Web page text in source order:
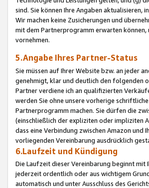
sind. Sie können Ihre Angaben aktualisieren,
Wir machen keine Zusicherungen und
mit dem Partnerprogramm erwarten
vornehmen.
5.Angabe Ihres Partner-Status
Sie müssen auf Ihrer Website bzw. an jeder
genehmigt, klar und deutlich den folgenden
Partner verdiene ich an qualifizierten
werden Sie ohne unsere vorherige
Partnerprogramm machen. Sie dürfen die
(einschließlich der expliziten oder impliziten
dass eine Verbindung zwischen Amazon und
vorliegenden Vereinbarung ausdrücklich
6.Laufzeit und Kündigung
Die Laufzeit dieser Vereinbarung beginnt mit
jederzeit ordentlich oder aus wichtigem
automatisch und unter Ausschluss des